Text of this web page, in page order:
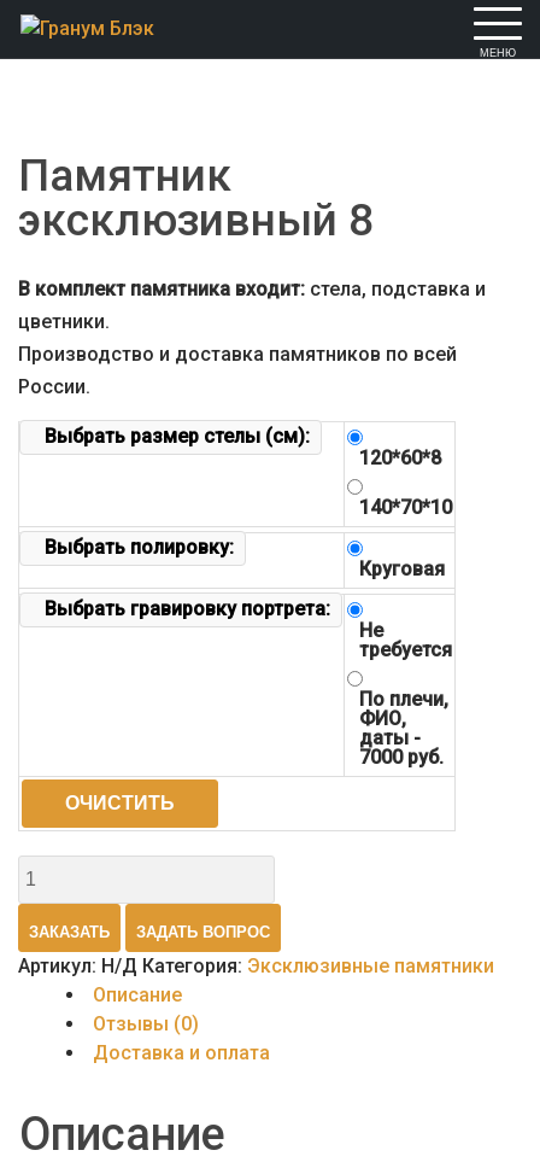
Skip
Памятник
эксклюзивный 8
В комплект памятника входит: стела, подставка и
цветники.
Производство и доставка памятников по всей
России.
Выбрать размер стелы (см):
120*60*8
140*70*10
Выбрать полировку:
Круговая
Выбрать гравировку портрета:
Не
требуется
По плечи,
ФИО,
даты -
7000 руб.
ОЧИСТИТЬ
Количество
товара
Памятник
эксклюзивный
ЗАКАЗАТЬ ЗАДАТЬ ВОПРОС
Артикул: Н/Д Категория: Эксклюзивные памятники
Описание
Отзывы (0)
Доставка и оплата
Описание